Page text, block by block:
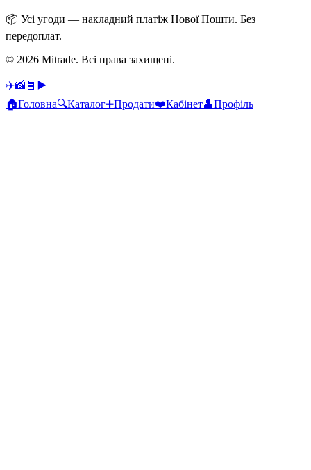
📦 Усі угоди — накладний платіж Нової Пошти. Без
передоплат.
© 2026 Mitrade. Всі права захищені.
✈️📸📘 ▶️
🏠Головна🔍Каталог➕Продати❤️Кабінет👤Профіль